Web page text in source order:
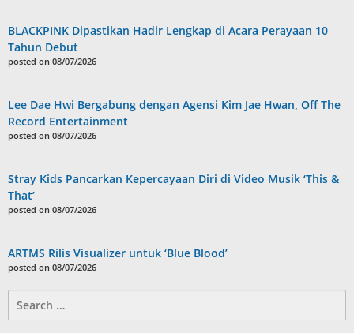
BLACKPINK Dipastikan Hadir Lengkap di Acara Perayaan 10
Tahun Debut
posted on 08/07/2026
Lee Dae Hwi Bergabung dengan Agensi Kim Jae Hwan, Off The
Record Entertainment
posted on 08/07/2026
Stray Kids Pancarkan Kepercayaan Diri di Video Musik ‘This &
That’
posted on 08/07/2026
ARTMS Rilis Visualizer untuk ‘Blue Blood’
posted on 08/07/2026
for: